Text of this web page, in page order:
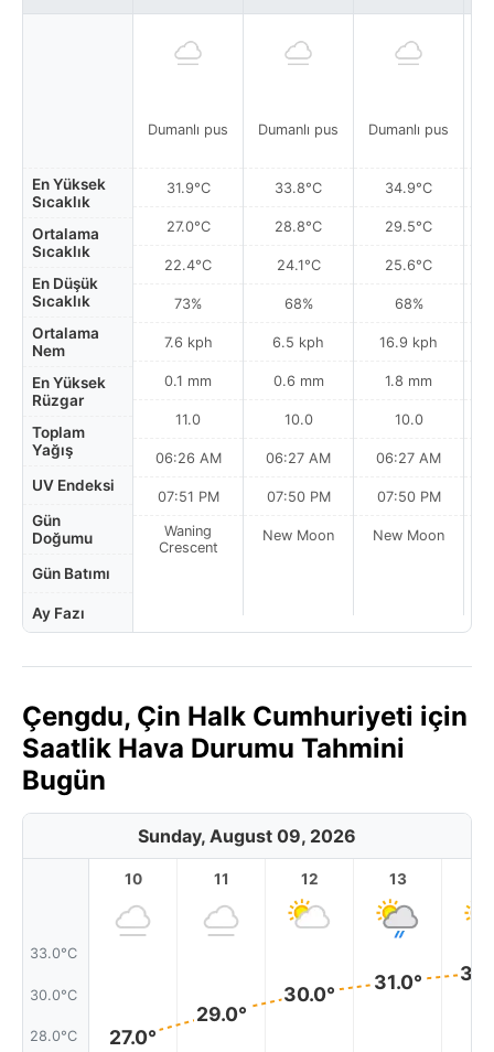
En Yüksek
Sıcaklık
Ortalama
Sıcaklık
En Düşük
Sıcaklık
Ortalama
Nem
En Yüksek
Rüzgar
Toplam
Yağış
UV Endeksi
Gün
Doğumu
Gün Batımı
Ay Fazı
Dumanlı pus
31.9°C
27.0°C
22.4°C
73%
7.6 kph
0.1 mm
11.0
06:26 AM
07:51 PM
Waning
Crescent
Dumanlı pus
33.8°C
28.8°C
24.1°C
68%
6.5 kph
0.6 mm
10.0
06:27 AM
07:50 PM
New Moon
Dumanlı pus
34.9°C
29.5°C
25.6°C
68%
16.9 kph
1.8 mm
10.0
06:27 AM
07:50 PM
New Moon
Çengdu, Çin Halk Cumhuriyeti için
Saatlik Hava Durumu Tahmini
Bugün
Sunday, August 09, 2026
33.0°C
30.0°C
28.0°C
10
27.0°
11
29.0°
12
30.0°
13
31.0°